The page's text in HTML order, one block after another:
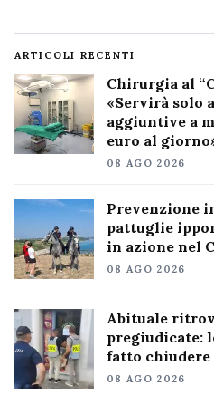
ARTICOLI RECENTI
Chirurgia al
«Servirà solo
aggiuntive a
euro al
08 AGO 2026
Prevenzione
pattuglie
in azione nel
08 AGO 2026
Abituale
pregiudicate:
fatto
08 AGO 2026